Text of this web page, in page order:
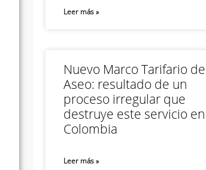
Leer más »
Nuevo Marco Tarifario de
Aseo: resultado de un
proceso irregular que
destruye este servicio en
Colombia
Leer más »